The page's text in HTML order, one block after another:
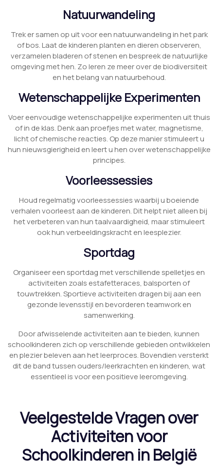
Natuurwandeling
Trek er samen op uit voor een natuurwandeling in het park
of bos. Laat de kinderen planten en dieren observeren,
verzamelen bladeren of stenen en bespreek de natuurlijke
omgeving met hen. Zo leren ze meer over de biodiversiteit
en het belang van natuurbehoud.
Wetenschappelijke Experimenten
Voer eenvoudige wetenschappelijke experimenten uit thuis
of in de klas. Denk aan proefjes met water, magnetisme,
licht of chemische reacties. Op deze manier stimuleert u
hun nieuwsgierigheid en leert u hen over wetenschappelijke
principes.
Voorleessessies
Houd regelmatig voorleessessies waarbij u boeiende
verhalen voorleest aan de kinderen. Dit helpt niet alleen bij
het verbeteren van hun taalvaardigheid, maar stimuleert
ook hun verbeeldingskracht en leesplezier.
Sportdag
Organiseer een sportdag met verschillende spelletjes en
activiteiten zoals estafetteraces, balsporten of
touwtrekken. Sportieve activiteiten dragen bij aan een
gezonde levensstijl en bevorderen teamwork en
samenwerking.
Door afwisselende activiteiten aan te bieden, kunnen
schoolkinderen zich op verschillende gebieden ontwikkelen
en plezier beleven aan het leerproces. Bovendien versterkt
dit de band tussen ouders/leerkrachten en kinderen, wat
essentieel is voor een positieve leeromgeving.
Veelgestelde Vragen over
Activiteiten voor
Schoolkinderen in België